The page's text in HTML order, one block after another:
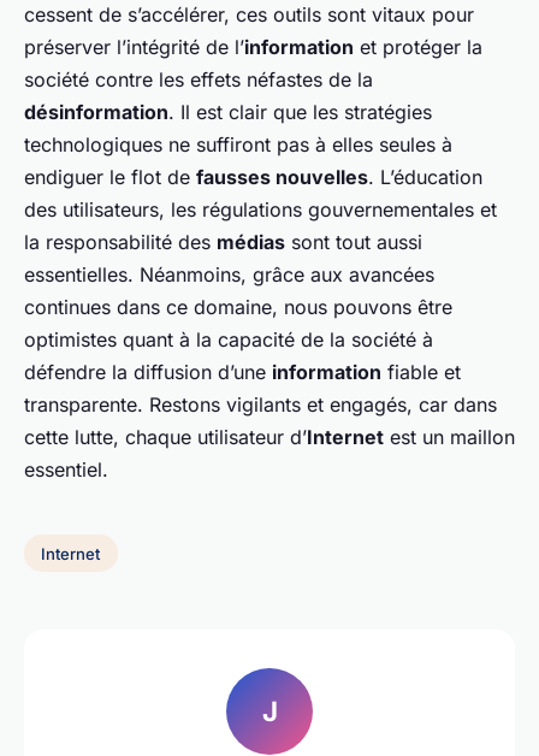
cessent de s’accélérer, ces outils sont vitaux pour
préserver l’intégrité de l’information et protéger la
société contre les effets néfastes de la
désinformation. Il est clair que les stratégies
technologiques ne suffiront pas à elles seules à
endiguer le flot de fausses nouvelles. L’éducation
des utilisateurs, les régulations gouvernementales et
la responsabilité des médias sont tout aussi
essentielles. Néanmoins, grâce aux avancées
continues dans ce domaine, nous pouvons être
optimistes quant à la capacité de la société à
défendre la diffusion d’une information fiable et
transparente. Restons vigilants et engagés, car dans
cette lutte, chaque utilisateur d’Internet est un maillon
essentiel.
Internet
J